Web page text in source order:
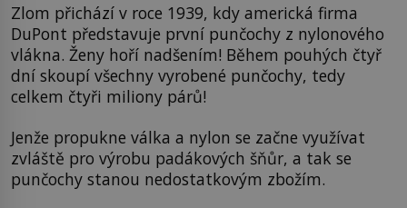
Zlom přichází v roce 1939, kdy americká firma
DuPont představuje první punčochy z nylonového
vlákna. Ženy hoří nadšením! Během pouhých čtyř
dní skoupí všechny vyrobené punčochy, tedy
celkem čtyři miliony párů!
Jenže propukne válka a nylon se začne využívat
zvláště pro výrobu padákových šňůr, a tak se
punčochy stanou nedostatkovým zbožím.